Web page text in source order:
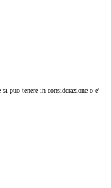
si puo tenere in considerazione o e'